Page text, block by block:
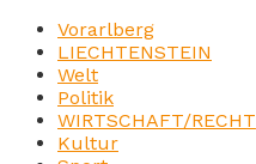
Vorarlberg
LIECHTENSTEIN
Welt
Politik
WIRTSCHAFT/RECHT
Kultur